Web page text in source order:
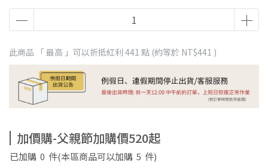
此商品 「 最高 」可以折抵紅利 441 點 (約等於 NT$441 )
加價購-父親節加購價520起
已加購 0 件(本區商品可以加購 5 件)